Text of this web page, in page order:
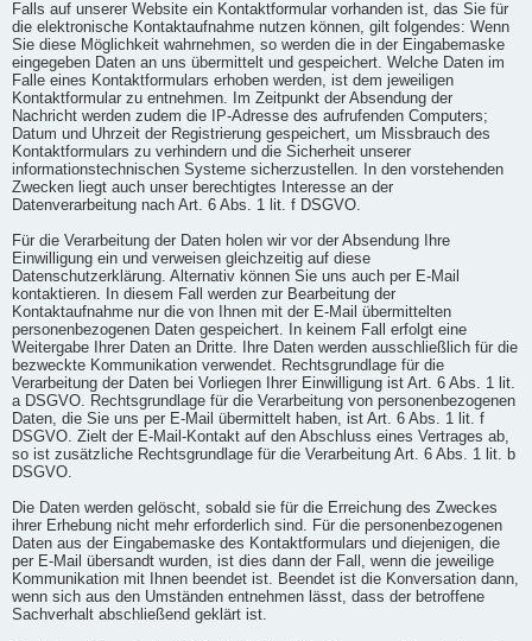
Falls auf unserer Website ein Kontaktformular vorhanden ist, das Sie für
die elektronische Kontaktaufnahme nutzen können, gilt folgendes: Wenn
Sie diese Möglichkeit wahrnehmen, so werden die in der Eingabemaske
eingegeben Daten an uns übermittelt und gespeichert. Welche Daten im
Falle eines Kontaktformulars erhoben werden, ist dem jeweiligen
Kontaktformular zu entnehmen. Im Zeitpunkt der Absendung der
Nachricht werden zudem die IP-Adresse des aufrufenden Computers;
Datum und Uhrzeit der Registrierung gespeichert, um Missbrauch des
Kontaktformulars zu verhindern und die Sicherheit unserer
informationstechnischen Systeme sicherzustellen. In den vorstehenden
Zwecken liegt auch unser berechtigtes Interesse an der
Datenverarbeitung nach Art. 6 Abs. 1 lit. f DSGVO.
Für die Verarbeitung der Daten holen wir vor der Absendung Ihre
Einwilligung ein und verweisen gleichzeitig auf diese
Datenschutzerklärung. Alternativ können Sie uns auch per E-Mail
kontaktieren. In diesem Fall werden zur Bearbeitung der
Kontaktaufnahme nur die von Ihnen mit der E-Mail übermittelten
personenbezogenen Daten gespeichert. In keinem Fall erfolgt eine
Weitergabe Ihrer Daten an Dritte. Ihre Daten werden ausschließlich für die
bezweckte Kommunikation verwendet. Rechtsgrundlage für die
Verarbeitung der Daten bei Vorliegen Ihrer Einwilligung ist Art. 6 Abs. 1 lit.
a DSGVO. Rechtsgrundlage für die Verarbeitung von personenbezogenen
Daten, die Sie uns per E-Mail übermittelt haben, ist Art. 6 Abs. 1 lit. f
DSGVO. Zielt der E-Mail-Kontakt auf den Abschluss eines Vertrages ab,
so ist zusätzliche Rechtsgrundlage für die Verarbeitung Art. 6 Abs. 1 lit. b
DSGVO.
Die Daten werden gelöscht, sobald sie für die Erreichung des Zweckes
ihrer Erhebung nicht mehr erforderlich sind. Für die personenbezogenen
Daten aus der Eingabemaske des Kontaktformulars und diejenigen, die
per E-Mail übersandt wurden, ist dies dann der Fall, wenn die jeweilige
Kommunikation mit Ihnen beendet ist. Beendet ist die Konversation dann,
wenn sich aus den Umständen entnehmen lässt, dass der betroffene
Sachverhalt abschließend geklärt ist.